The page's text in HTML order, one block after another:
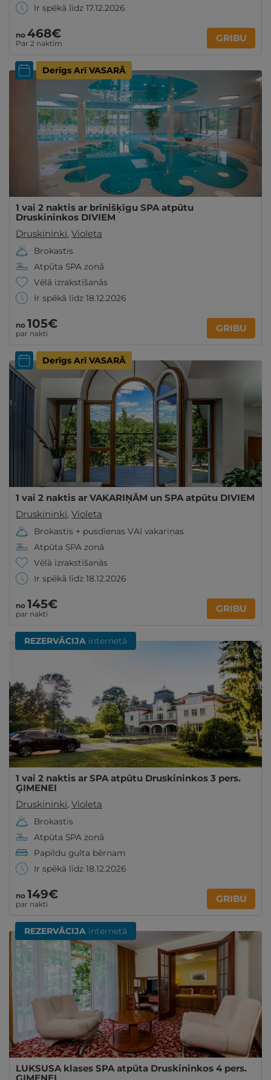
Ir spēkā līdz 17.12.2026
no 468€
Par 2 naktīm GRIBU
Derīgs Arī VASARĀ
1 vai 2 naktis ar brīnišķīgu SPA atpūtu
Druskininkos DIVIEM
Druskininki, Violeta
Brokastis
Atpūta SPA zonā
Vēlā izrakstīšanās
Ir spēkā līdz 18.12.2026
no 105€
par nakti GRIBU
Derīgs Arī VASARĀ
1 vai 2 naktis ar VAKARIŅĀM un SPA atpūtu DIVIEM
Druskininki, Violeta
Brokastis + pusdienas VAI vakariņas
Atpūta SPA zonā
Vēlā izrakstīšanās
Ir spēkā līdz 18.12.2026
no 145€
par nakti GRIBU
REZERVĀCIJA internetā
1 vai 2 naktis ar SPA atpūtu Druskininkos 3 pers.
ĢIMENEI
Druskininki, Violeta
Brokastis
Atpūta SPA zonā
Papildu gulta bērnam
Ir spēkā līdz 18.12.2026
no 149€
par nakti GRIBU
REZERVĀCIJA internetā
LUKSUSA klases SPA atpūta Druskininkos 4 pers.